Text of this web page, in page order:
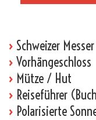
› Schweizer
› Vorhängeschloss
› Mütze / Hut
› Reiseführer
› Polarisierte